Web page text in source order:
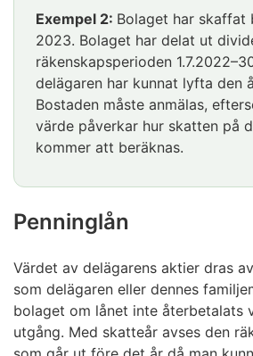
Exempel 2: Bolaget har skaffat
2023. Bolaget har delat ut
räkenskapsperioden
delägaren har kunnat lyfta den
Bostaden måste anmälas,
värde påverkar hur skatten på
kommer att beräknas.
Penninglån
Värdet av delägarens aktier dras
som delägaren eller dennes
bolaget om lånet inte återbetalats
utgång. Med skatteår avses den